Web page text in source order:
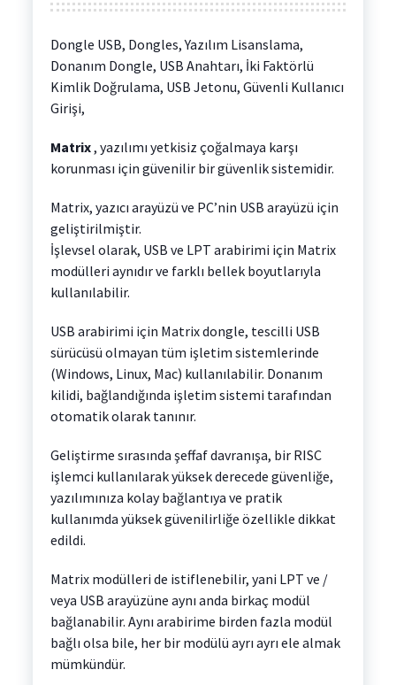
Dongle USB, Dongles, Yazılım Lisanslama,
Donanım Dongle, USB Anahtarı, İki Faktörlü
Kimlik Doğrulama, USB Jetonu, Güvenli Kullanıcı
Girişi,
Matrix, yazılımı yetkisiz çoğalmaya karşı
korunması için güvenilir bir güvenlik sistemidir.
Matrix, yazıcı arayüzü ve PC’nin USB arayüzü için
geliştirilmiştir.
İşlevsel olarak, USB ve LPT arabirimi için Matrix
modülleri aynıdır ve farklı bellek boyutlarıyla
kullanılabilir.
USB arabirimi için Matrix dongle, tescilli USB
sürücüsü olmayan tüm işletim sistemlerinde
(Windows, Linux, Mac) kullanılabilir. Donanım
kilidi, bağlandığında işletim sistemi tarafından
otomatik olarak tanınır.
Geliştirme sırasında şeffaf davranışa, bir RISC
işlemci kullanılarak yüksek derecede güvenliğe,
yazılımınıza kolay bağlantıya ve pratik
kullanımda yüksek güvenilirliğe özellikle dikkat
edildi.
Matrix modülleri de istiflenebilir, yani LPT ve /
veya USB arayüzüne aynı anda birkaç modül
bağlanabilir. Aynı arabirime birden fazla modül
bağlı olsa bile, her bir modülü ayrı ayrı ele almak
mümkündür.